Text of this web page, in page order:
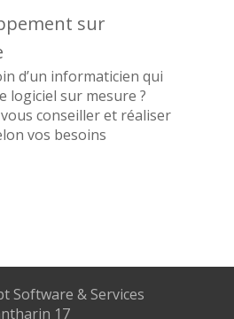
sur
d’un informaticien qui
logiciel sur mesure ?
conseiller et réaliser
vos besoins
Software & Services
17